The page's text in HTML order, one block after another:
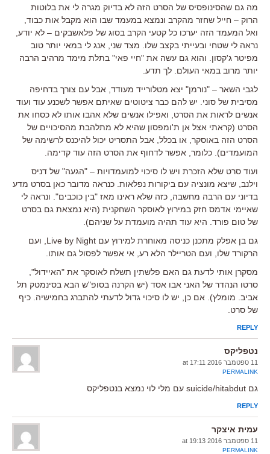
מה גם שהסינופסיס של הסרט הזה לא בדיוק מגרה לי את בלוטות
הרוק – חייל שחזר מהקרב ונמצא במעמד שבו הוא מקבל אות כבוד,
ואל המעמד הזה יערכו כל קטעי הקרב בסוג של פלאשבקים – לא יודע,
נראה לי שטחי ובעייתי בקצב שלו. מצד שני, אנג לי במאי יותר טוב
מפיטר ג'קסון. והוא גם עשה את "חיי פאי" בתלת מימד מרהיב הרבה
יותר מרוב במאי העולם. לך תדע.
לגבי השאר – "נורמן" יצא מטלורייד מעודד, אבל עם צורך בדחיפה
מסיבית של סוני. יש להם כבר ציטוטים שאיתם אפשר לשכנע עוד ועוד
אנשים לראות את הסרט, ואפילו אנשים שלא אהבו אותו לא כסחו את
הסרט (קראתי אצל אן ת'ומפסון שהיא לא מתלהבת מהסיכויים של
הסרט הזה באוסקר, או בכלל, אבל התסריט יכול להיכנס לרשימה של
המועמדים). כלומר, אפשר לדחוף את הסרט הזה עוד קדימה.
ועוד סרט שלא הזכרת ויש לו סיכוי למועמדויות – "הגעה" של דניס
וילנב, שיצא מונציה עם ביקורות נפלאות. כנראה מדובר כאן בסרט מדע
בדיוני עם הרבה מחשבה, כזה שלא ראינו מאז "בין כוכבים". ונראה לי
שאיימי אדמס חזק במירוץ לאוסקר השחקנית (היא נמצאת גם בסרט
של טום פורד. היא עוד תהיה מועמדת על שניהם).
גם בן אפלק מתכנן כניסה מאוחרת למירוץ עם Live by Night, ועם
הרקורד שלו, ועם הטריילר הלא רע, אי אפשר לפסול גם אותו.
מסקרן אותי לדעת גם האם פלשתין תשלח לאוסקר את "האיידול",
סרטו הנהדר של האני אבו אסד (יש הקרנה בסופ"ש הבא בסינמטק תל
אביב. מומלץ). אם כן, יש לו סיכוי גדול לדעתי להתברג בחמישיה. כיף
של סרט.
REPLY
נטפליקס
11 ספטמבר 2016 at 17:11
PERMALINK
גם suicide/hitabdut עם מלי לוי נמצא בנטפליקס
REPLY
עמית איצקר
11 ספטמבר 2016 at 19:13
PERMALINK